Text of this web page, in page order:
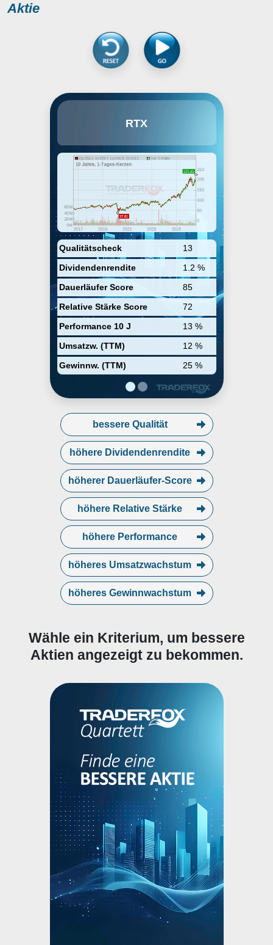
Aktie
RTX
Qualitätscheck
13
Dividendenrendite
1.2 %
Dauerläufer Score
85
Relative Stärke Score
72
Performance 10 J
13 %
Umsatzw. (TTM)
12 %
Gewinnw. (TTM)
25 %
diversifizierter Industriekonzern,
für die Luft- und Raumfahrt sowie
für Gebäude verkauft. Pratt &
Whitney produziert Triebwerke für
Militär- und Verkehrsflugzeuge.
UTC Aerospace Systems stellt
Bremsen, Fahrwerke,
Flugsteuerungssysteme,
Innenräume, Flugelektronik und
andere Flugzeugkomponenten
her. Otis ist der weltweit größte
Hersteller von Aufzügen, und
Klima-, Steuerungs- und
Sicherheitsprodukte für HLK-,
Feuer- und Sicherheitsprodukte
für den Einsatz in Wohn- und
Geschäftsgebäuden.
bessere Qualität
höhere Dividendenrendite
höherer Dauerläufer-Score
höhere Relative Stärke
höhere Performance
höheres Umsatzwachstum
höheres Gewinnwachstum
Wähle ein Kriterium, um bessere
Aktien angezeigt zu bekommen.